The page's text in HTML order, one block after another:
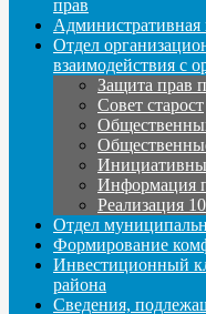
прав
Административная
Отдел
взаимодействия с
Защита прав
Совет старост
Информация
Реализация
Отдел
Формирование
Инвестиционный
района
Сведения,